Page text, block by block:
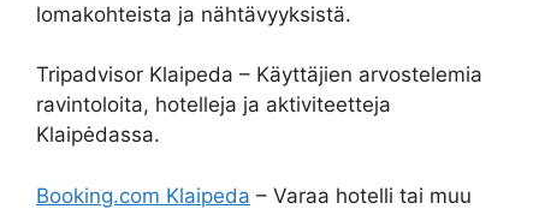
lomakohteista ja nähtävyyksistä.
Tripadvisor Klaipeda – Käyttäjien arvostelemia
ravintoloita, hotelleja ja aktiviteetteja
Klaipėdassa.
Booking.com Klaipeda – Varaa hotelli tai muu